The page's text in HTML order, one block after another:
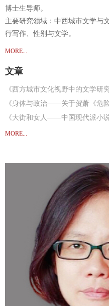
博士生导师。
主要研究领域：中西城市文学与
行写作、性别与文学。
MORE...
文章
《西方城市文化视野中的文学研
《大街和女人——中国现代派小
《圣经中的城市》
《文学与市场：乔治·吉辛的文化
《现代派文学与大都会》
《郁达夫小说中的日本女人》
《庄严与谐谑的旅程——1905中
《当代中国海外游记中的西方表述
《徘徊在理论与现实之间——20
《旅行写作、帝国叙述、异域
《左拉小说中的巴黎生态与空间表
《腐朽之力：狄更斯小说中的废
《性别、艺术与权力——耶利内
MORE...